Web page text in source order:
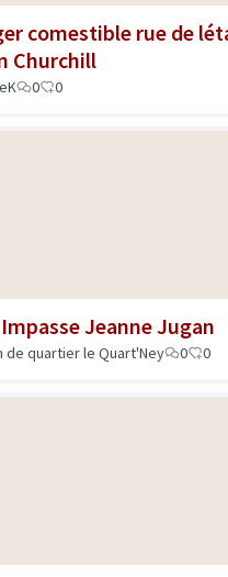
comestible rue de
Churchill
0 0
Jeanne Jugan
de quartier le Quart'Ney 0 0